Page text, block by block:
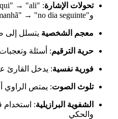
تحولات الإشارة
و"amanhã" → "no dia seguinte"
معجم الشخصية يتسلل إلى
حرية الترقيم: أسئلة
فورية نفسية: يدخل القارئ
تلوث الصوت: يمتص الراوي
الشفوية البرازيلية
والحكي